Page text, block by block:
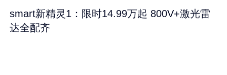
smart新精灵1：限时14.99万起 800V+激光雷
达全配齐